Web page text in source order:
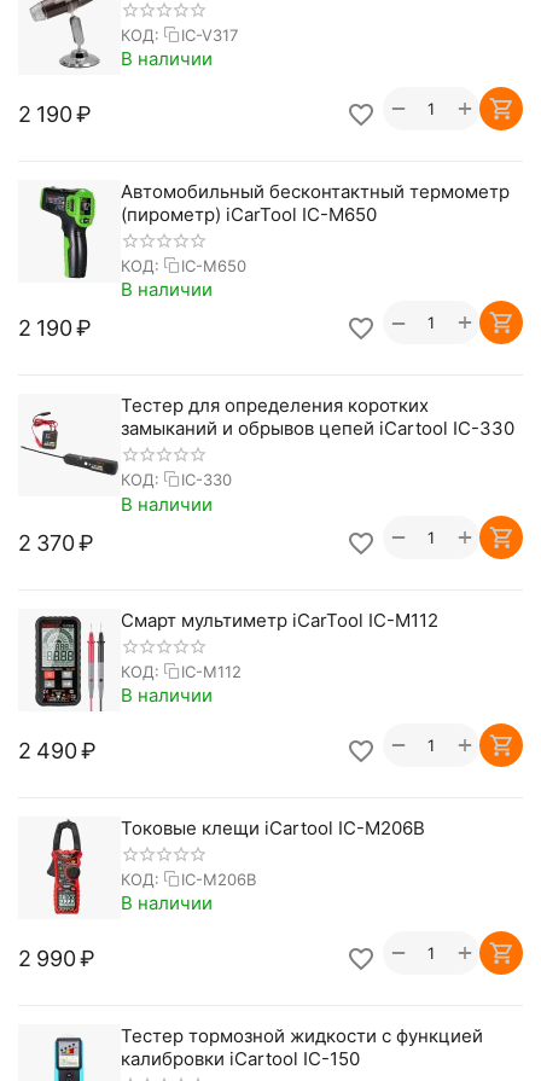
КОД: IC-V317
В наличии
2 190₽ +
−
Автомобильный бесконтактный термометр
(пирометр) iCarTool IC-M650
КОД: IC-M650
В наличии
2 190₽ +
−
Тестер для определения коротких
замыканий и обрывов цепей iCartool IC-330
КОД: IC-330
В наличии
2 370₽ +
−
Смарт мультиметр iCarTool IC-M112
КОД: IC-M112
В наличии
2 490₽ +
−
Токовые клещи iCartool IC-M206B
КОД: IC-M206B
В наличии
2 990₽ +
−
Тестер тормозной жидкости с функцией
калибровки iCartool IC-150